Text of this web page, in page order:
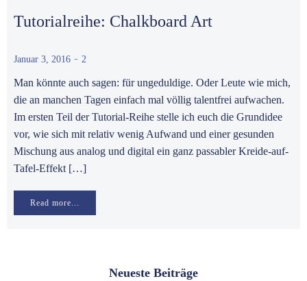
Tutorialreihe: Chalkboard Art
Januar 3, 2016 - 2
Man könnte auch sagen: für ungeduldige. Oder Leute wie mich,
die an manchen Tagen einfach mal völlig talentfrei aufwachen.
Im ersten Teil der Tutorial-Reihe stelle ich euch die Grundidee
vor, wie sich mit relativ wenig Aufwand und einer gesunden
Mischung aus analog und digital ein ganz passabler Kreide-auf-
Tafel-Effekt […]
Read more...
Neueste Beiträge